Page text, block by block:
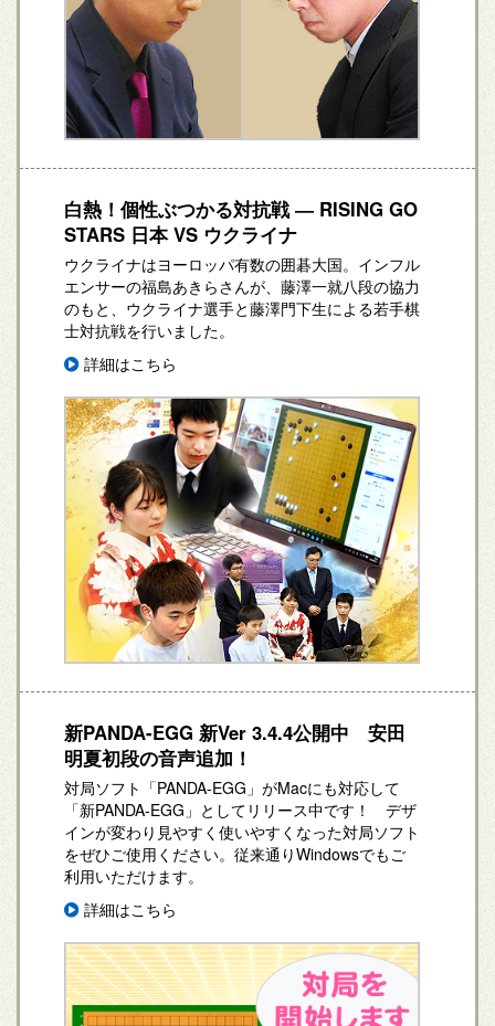
白熱！個性ぶつかる対抗戦 ― RISING GO
STARS 日本 VS ウクライナ
ウクライナはヨーロッパ有数の囲碁大国。インフル
エンサーの福島あきらさんが、藤澤一就八段の協力
のもと、ウクライナ選手と藤澤門下生による若手棋
士対抗戦を行いました。
詳細はこちら
新PANDA-EGG 新Ver 3.4.4公開中 安田
明夏初段の音声追加！
対局ソフト「PANDA-EGG」がMacにも対応して
「新PANDA-EGG」としてリリース中です！ デザ
インが変わり見やすく使いやすくなった対局ソフト
をぜひご使用ください。従来通りWindowsでもご
利用いただけます。
詳細はこちら